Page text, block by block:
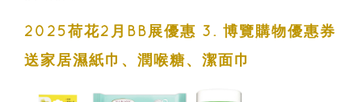
2025荷花2月BB展優惠 3. 博覽購物優惠券
送家居濕紙巾、潤喉糖、潔面巾